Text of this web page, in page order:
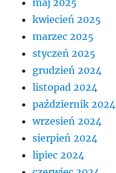
maj 2025
kwiecień 2025
marzec 2025
styczeń 2025
grudzień 2024
listopad 2024
październik 2024
wrzesień 2024
sierpień 2024
lipiec 2024